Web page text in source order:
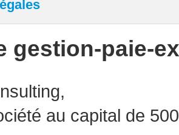
gestion-paie-
au capital de